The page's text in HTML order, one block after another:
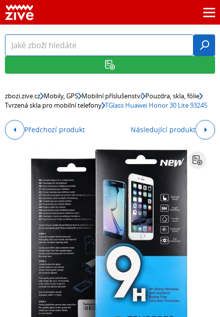
zbozi.zive.cz Mobily, GPS Mobilní příslušenství Pouzdra, skla, fólie
Tvrzená skla pro mobilní telefony TGlass Huawei Honor 30 Lite 93245
Předchozí produkt Následující produkt